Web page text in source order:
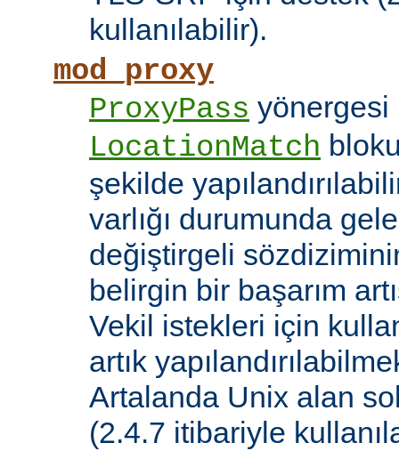
kullanılabilir).
mod_proxy
ProxyPass
LocationMatch
şekilde
varlığı durumunda
değiştirgeli
belirgin bir başarım
Vekil istekleri için
artık
Artalanda Unix alan
(2.4.7 itibariyle